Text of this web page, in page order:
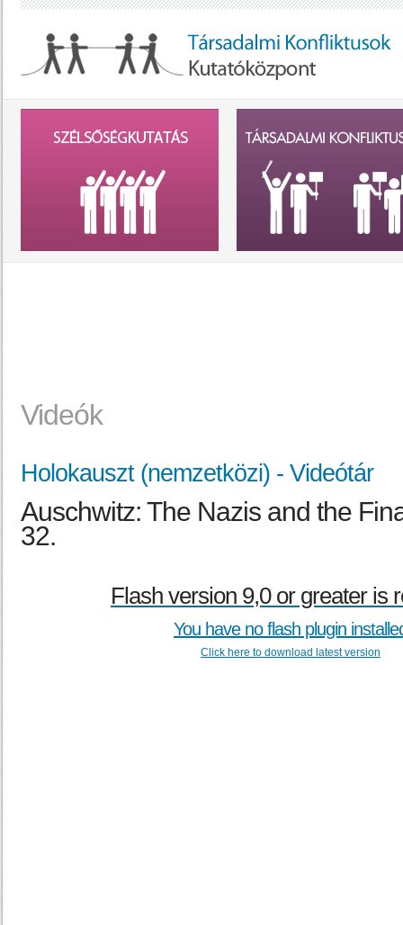
Videók
Holokauszt (nemzetközi) - Videótár
Auschwitz: The Nazis and the
32.
Flash version 9,0 or greater is
You have no flash plugin
Click here to download latest version